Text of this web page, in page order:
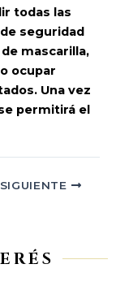
todas las
seguridad
mascarilla,
ocupar
Una vez
permitirá el
SIGUIENTE